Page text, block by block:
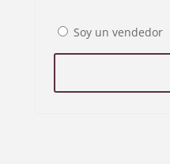
Soy un vendedor